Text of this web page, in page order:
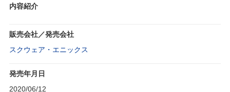
内容紹介
販売会社／発売会社
スクウェア・エニックス
発売年月日
2020/06/12